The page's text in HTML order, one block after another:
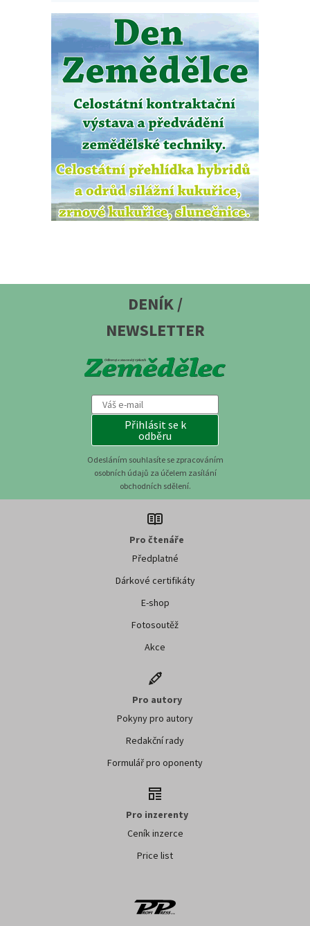
DENÍK /
NEWSLETTER
Přihlásit se k
odběru
Odesláním souhlasíte se zpracováním
osobních údajů za účelem zasílání
obchodních sdělení.
Pro čtenáře
Předplatné
Dárkové certifikáty
E-shop
Fotosoutěž
Akce
Pro autory
Pokyny pro autory
Redakční rady
Formulář pro oponenty
Pro inzerenty
Ceník inzerce
Price list